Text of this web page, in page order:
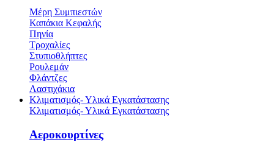
Μέρη Συμπιεστών
Καπάκια Κεφαλής
Πηνία
Τροχαλίες
Στυπιοθλήπτες
Ρουλεμάν
Φλάντζες
Λαστιχάκια
Κλιματισμός- Υλικά Εγκατάστασης
Κλιματισμός- Υλικά Εγκατάστασης
Αεροκουρτίνες